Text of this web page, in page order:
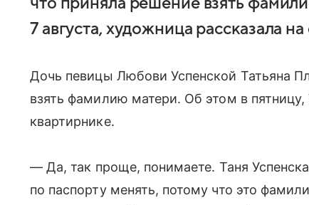
7 августа, художница рассказала
Дочь певицы Любови Успенской Татьяна
взять фамилию матери. Об этом в пятницу,
квартирнике.
— Да, так проще, понимаете. Таня
по паспорту менять, потому что это